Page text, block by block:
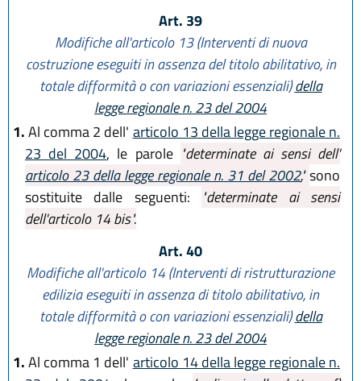
Art. 39
Modifiche all'articolo 13 (Interventi di nuova
costruzione eseguiti in assenza del titolo abilitativo, in
totale difformità o con variazioni essenziali)della
legge regionale n. 23 del 2004
1.Al comma 2 dell' articolo 13 della legge regionale n.
23 del 2004, le parole "determinate ai sensi dell'
articolo 23 della legge regionale n. 31 del 2002,"sono
sostituite dalle seguenti:
"determinate ai sensi
dell'articolo 14 bis".
Art. 40
Modifiche all'articolo 14 (Interventi di ristrutturazione
edilizia eseguiti in assenza di titolo abilitativo, in
totale difformità o con variazioni essenziali)della
legge regionale n. 23 del 2004
1.Al comma 1 dell' articolo 14 della legge regionale n.